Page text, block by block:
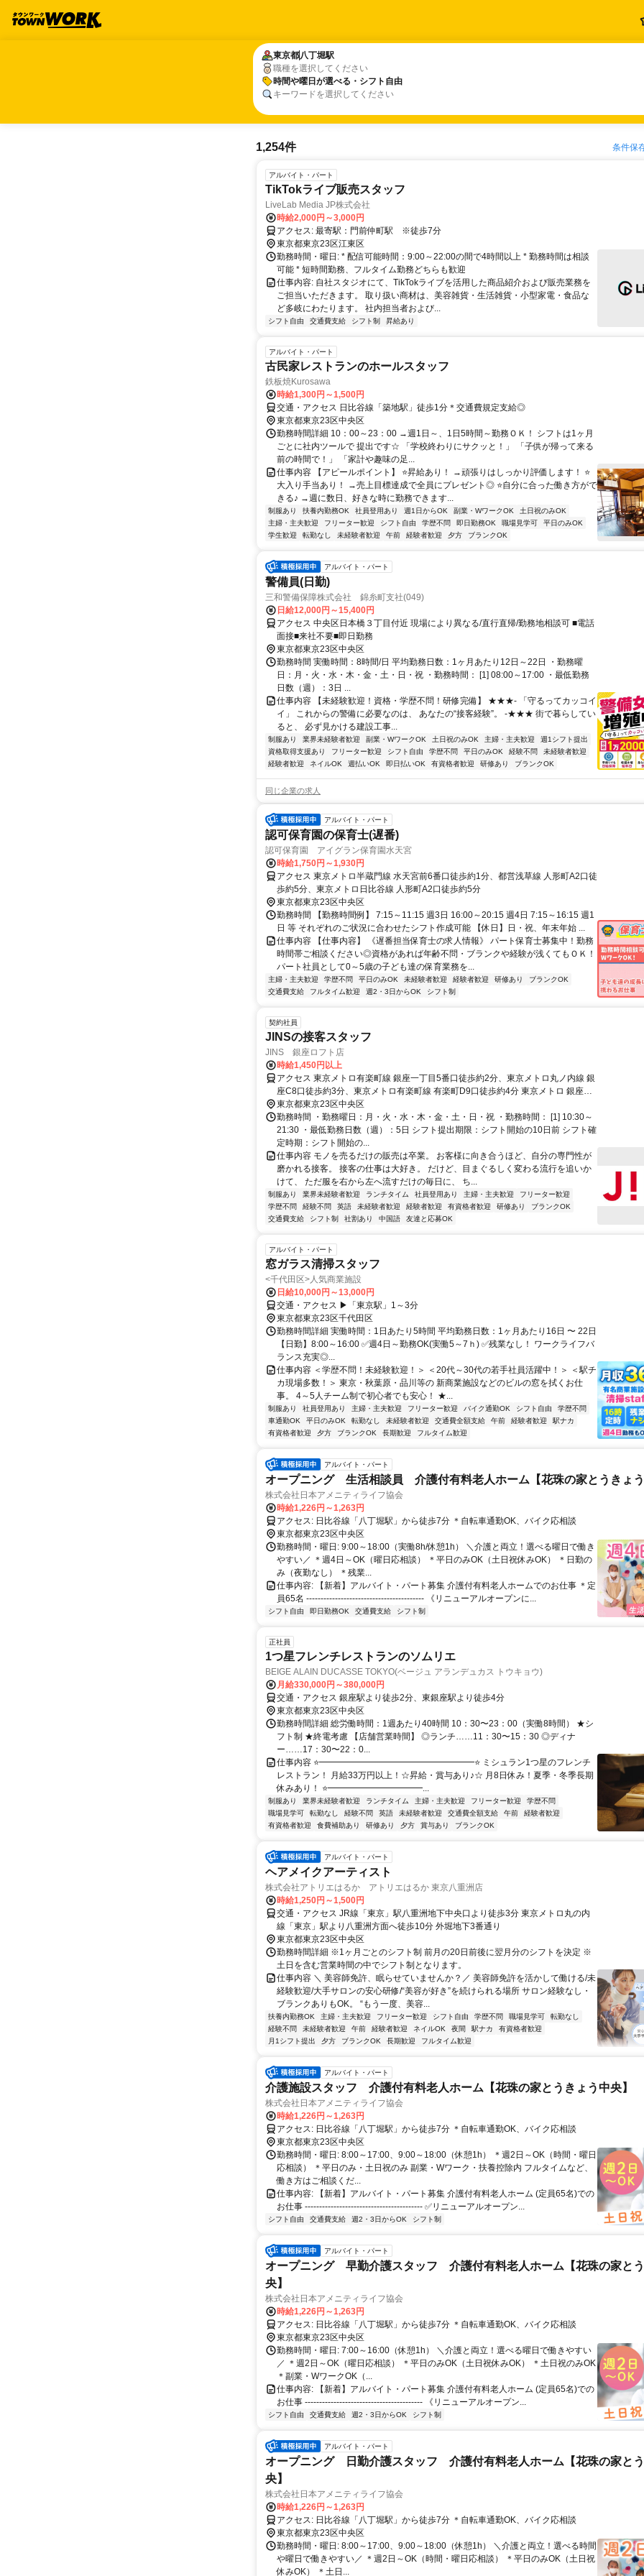
東京都八丁堀駅
職種を選択してください
時間や曜日が選べる・シフト自由
キーワードを選択してください
東京都八丁堀駅
時間や曜日が選べる・シフト自由
1,254件 条件保
アルバイト・パート
TikTokライブ販売スタッフ
LiveLab Media JP株式会社
時給2,000円～3,000円
アクセス: 最寄駅：門前仲町駅 ※徒歩7分
東京都東京23区江東区
勤務時間・曜日: * 配信可能時間：9:00～22:00の間で4時間以上 * 勤務時間は相談
可能 * 短時間勤務、フルタイム勤務どちらも歓迎
仕事内容: 自社スタジオにて、TikTokライブを活用した商品紹介および販売業務を
ご担当いただきます。 取り扱い商材は、美容雑貨・生活雑貨・小型家電・食品な
ど多岐にわたります。 社内担当者および...
シフト自由 交通費支給 シフト制 昇給あり
アルバイト・パート
古民家レストランのホールスタッフ
鉄板焼Kurosawa
時給1,300円～1,500円
交通・アクセス 日比谷線「築地駅」徒歩1分＊交通費規定支給◎
東京都東京23区中央区
勤務時間詳細 10：00～23：00 →週1日～、1日5時間～勤務ＯＫ！ シフトは1ヶ月
ごとに社内ツールで 提出です☆ 「学校終わりにサクッと！」 「子供が帰って来る
前の時間で！」 「家計や趣味の足...
仕事内容 【アピールポイント】 ⭐昇給あり！ →頑張りはしっかり評価します！ ⭐
大入り手当あり！ →売上目標達成で全員にプレゼント◎ ⭐自分に合った働き方がで
きる♪ →週に数日、好きな時に勤務できます...
制服あり 扶養内勤務OK 社員登用あり 週1日からOK 副業・WワークOK
土日祝のみOK
主婦・主夫歓迎
フリーター歓迎 シフト自由 学歴不問 即日勤務OK 職場見学可
平日のみOK
学生歓迎
転勤なし 未経験者歓迎 午前 経験者歓迎 夕方 ブランクOK
アルバイト・パート
警備員(日勤)
三和警備保障株式会社 錦糸町支社(049)
日給12,000円～15,400円
アクセス 中央区日本橋３丁目付近 現場により異なる/直行直帰/勤務地相談可 ■電話
面接■来社不要■即日勤務
東京都東京23区中央区
勤務時間 実働時間：8時間/日 平均勤務日数：1ヶ月あたり12日～22日 ・勤務曜
日：月・火・水・木・金・土・日・祝 ・勤務時間： [1] 08:00～17:00 ・最低勤務
日数（週）：3日 ...
仕事内容 【未経験歓迎！資格・学歴不問！研修完備】 ★★★- 「守るってカッコイ
イ」 これからの警備に必要なのは、 あなたの“接客経験”。 -★★★ 街で暮らしてい
ると、 必ず見かける建設工事...
制服あり 業界未経験者歓迎 副業・WワークOK 土日祝のみOK 主婦・主夫歓迎
週1シフト提出
資格取得支援あり
フリーター歓迎 シフト自由 学歴不問 平日のみOK 経験不問
未経験者歓迎
経験者歓迎
ネイルOK 週払いOK 即日払いOK 有資格者歓迎 研修あり ブランクOK
同じ企業の求人
アルバイト・パート
認可保育園の保育士(遅番)
認可保育園 アイグラン保育園水天宮
時給1,750円～1,930円
アクセス 東京メトロ半蔵門線 水天宮前6番口徒歩約1分、都営浅草線 人形町A2口徒
歩約5分、東京メトロ日比谷線 人形町A2口徒歩約5分
東京都東京23区中央区
勤務時間 【勤務時間例】 7:15～11:15 週3日 16:00～20:15 週4日 7:15～16:15 週1
日 等 それぞれのご状況に合わせたシフト作成可能 【休日】日・祝、年末年始 ...
仕事内容 【仕事内容】 《遅番担当保育士の求人情報》 パート保育士募集中！勤務
時間帯ご相談ください◎資格があれば年齢不問・ブランクや経験が浅くてもＯＫ！
パート社員として0～5歳の子ども達の保育業務を...
主婦・主夫歓迎 学歴不問 平日のみOK 未経験者歓迎 経験者歓迎 研修あり
ブランクOK
交通費支給
フルタイム歓迎 週2・3日からOK シフト制
契約社員
JINSの接客スタッフ
JINS 銀座ロフト店
時給1,450円以上
アクセス 東京メトロ有楽町線 銀座一丁目5番口徒歩約2分、東京メトロ丸ノ内線 銀
座C8口徒歩約3分、東京メトロ有楽町線 有楽町D9口徒歩約4分 東京メトロ 銀座一
丁目 5番出口から徒歩1分 東京メトロ 銀座駅 C8・C9出口から徒歩3分 JR有楽町駅
中央口から徒歩4分
東京都東京23区中央区
勤務時間 ・勤務曜日：月・火・水・木・金・土・日・祝 ・勤務時間： [1] 10:30～
21:30 ・最低勤務日数（週）：5日 シフト提出期限：シフト開始の10日前 シフト確
定時期：シフト開始の...
仕事内容 モノを売るだけの販売は卒業。 お客様に向き合うほど、自分の専門性が
磨かれる接客。 接客の仕事は大好き。 だけど、目まぐるしく変わる流行を追いか
けて、 ただ服を右から左へ流すだけの毎日に、 ち...
制服あり 業界未経験者歓迎 ランチタイム 社員登用あり 主婦・主夫歓迎
フリーター歓迎
学歴不問
経験不問 英語 未経験者歓迎 経験者歓迎 有資格者歓迎 研修あり
ブランクOK
交通費支給
シフト制 社割あり 中国語 友達と応募OK
アルバイト・パート
窓ガラス清掃スタッフ
<千代田区>人気商業施設
日給10,000円～13,000円
交通・アクセス ▶「東京駅」1～3分
東京都東京23区千代田区
勤務時間詳細 実働時間：1日あたり5時間 平均勤務日数：1ヶ月あたり16日 〜 22日
【日勤】8:00～16:00 ✅週4日～勤務OK(実働5～7ｈ) ✅残業なし！ ワークライフバ
ランス充実◎...
仕事内容 ＜学歴不問！未経験歓迎！＞ ＜20代～30代の若手社員活躍中！＞ ＜駅チ
カ現場多数！＞ 東京・秋葉原・品川等の 新商業施設などのビルの窓を拭くお仕
事。 4～5人チーム制で初心者でも安心！ ★...
制服あり 社員登用あり 主婦・主夫歓迎 フリーター歓迎 バイク通勤OK シフト自由
学歴不問
車通勤OK
平日のみOK 転勤なし 未経験者歓迎 交通費全額支給 午前 経験者歓迎
駅ナカ
有資格者歓迎
夕方 ブランクOK 長期歓迎 フルタイム歓迎
アルバイト・パート
オープニング 生活相談員 介護付有料老人ホーム【花珠の家とうきょ
株式会社日本アメニティライフ協会
時給1,226円～1,263円
アクセス: 日比谷線「八丁堀駅」から徒歩7分 ＊自転車通勤OK、バイク応相談
東京都東京23区中央区
勤務時間・曜日: 9:00～18:00（実働8h/休憩1h） ＼介護と両立！選べる曜日で働き
やすい／ ＊週4日～OK（曜日応相談） ＊平日のみOK（土日祝休みOK） ＊日勤の
み（夜勤なし） ＊残業...
仕事内容: 【新着】アルバイト・パート募集 介護付有料老人ホームでのお仕事 ＊定
員65名 ----------------------------------------- 《リニューアルオープンに...
シフト自由 即日勤務OK 交通費支給 シフト制
正社員
1つ星フレンチレストランのソムリエ
BEIGE ALAIN DUCASSE TOKYO(ベージュ アランデュカス トウキョウ)
月給330,000円～380,000円
交通・アクセス 銀座駅より徒歩2分、東銀座駅より徒歩4分
東京都東京23区中央区
勤務時間詳細 総労働時間：1週あたり40時間 10：30〜23：00（実働8時間） ★シ
フト制 ★終電考慮 【店舗営業時間】 ◎ランチ……11：30〜15：30 ◎ディナ
ー……17：30〜22：0...
仕事内容 ⭐━━━━━━━━━━━━━━━━━━⭐ ミシュラン1つ星のフレンチ
レストラン！ 月給33万円以上！☆昇給・賞与あり♪☆ 月8日休み！夏季・冬季長期
休みあり！ ⭐━━━━━━━━━━━...
制服あり 業界未経験者歓迎 ランチタイム 主婦・主夫歓迎 フリーター歓迎
学歴不問
職場見学可
転勤なし 経験不問 英語 未経験者歓迎 交通費全額支給 午前
経験者歓迎
有資格者歓迎
食費補助あり 研修あり 夕方 賞与あり ブランクOK
アルバイト・パート
ヘアメイクアーティスト
株式会社アトリエはるか アトリエはるか 東京八重洲店
時給1,250円～1,500円
交通・アクセス JR線「東京」駅八重洲地下中央口より徒歩3分 東京メトロ丸の内
線「東京」駅より八重洲方面へ徒歩10分 外堀地下3番通り
東京都東京23区中央区
勤務時間詳細 ※1ヶ月ごとのシフト制 前月の20日前後に翌月分のシフトを決定 ※
土日を含む営業時間の中でシフト制となります。
仕事内容 ＼ 美容師免許、眠らせていませんか？／ 美容師免許を活かして働ける/未
経験歓迎/大手サロンの安心研修/“美容が好き”を続けられる場所 サロン経験なし・
ブランクありもOK。 “もう一度、美容...
扶養内勤務OK 主婦・主夫歓迎 フリーター歓迎 シフト自由 学歴不問 職場見学可
転勤なし
経験不問
未経験者歓迎 午前 経験者歓迎 ネイルOK 夜間 駅ナカ
有資格者歓迎
月1シフト提出
夕方 ブランクOK 長期歓迎 フルタイム歓迎
アルバイト・パート
介護施設スタッフ 介護付有料老人ホーム【花珠の家とうきょう中央】
株式会社日本アメニティライフ協会
時給1,226円～1,263円
アクセス: 日比谷線「八丁堀駅」から徒歩7分 ＊自転車通勤OK、バイク応相談
東京都東京23区中央区
勤務時間・曜日: 8:00～17:00、9:00～18:00（休憩1h） ＊週2日～OK（時間・曜日
応相談） ＊平日のみ・土日祝のみ 副業・Wワーク・扶養控除内 フルタイムなど、
働き方はご相談くだ...
仕事内容: 【新着】アルバイト・パート募集 介護付有料老人ホーム (定員65名)での
お仕事 ----------------------------------------- ✅リニューアルオープン...
シフト自由 交通費支給 週2・3日からOK シフト制
アルバイト・パート
オープニング 早勤介護スタッフ 介護付有料老人ホーム【花珠の家と
央】
株式会社日本アメニティライフ協会
時給1,226円～1,263円
アクセス: 日比谷線「八丁堀駅」から徒歩7分 ＊自転車通勤OK、バイク応相談
東京都東京23区中央区
勤務時間・曜日: 7:00～16:00（休憩1h） ＼介護と両立！選べる曜日で働きやすい
／ ＊週2日～OK（曜日応相談） ＊平日のみOK（土日祝休みOK） ＊土日祝のみOK
＊副業・WワークOK（...
仕事内容: 【新着】アルバイト・パート募集 介護付有料老人ホーム (定員65名)での
お仕事 ----------------------------------------- 《リニューアルオープン...
シフト自由 交通費支給 週2・3日からOK シフト制
アルバイト・パート
オープニング 日勤介護スタッフ 介護付有料老人ホーム【花珠の家と
央】
株式会社日本アメニティライフ協会
時給1,226円～1,263円
アクセス: 日比谷線「八丁堀駅」から徒歩7分 ＊自転車通勤OK、バイク応相談
東京都東京23区中央区
勤務時間・曜日: 8:00～17:00、9:00～18:00（休憩1h） ＼介護と両立！選べる時間
や曜日で働きやすい／ ＊週2日～OK（時間・曜日応相談） ＊平日のみOK（土日祝
休みOK） ＊土日...